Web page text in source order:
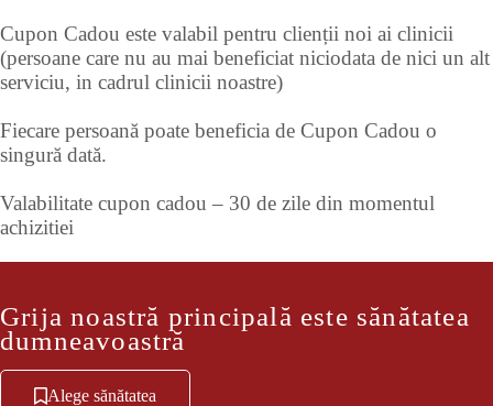
Cupon Cadou este valabil pentru clienții noi ai clinicii
(persoane care nu au mai beneficiat niciodata de nici un alt
serviciu, in cadrul clinicii noastre)
Fiecare persoană poate beneficia de Cupon Cadou o
singură dată.
Valabilitate cupon cadou – 30 de zile din momentul
achizitiei
Grija noastră principală este sănătatea
dumneavoastră
Alege sănătatea